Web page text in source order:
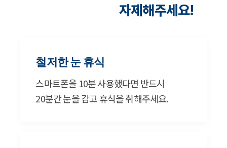
자제해주세요!
철저한 눈 휴식
스마트폰을 10분 사용했다면 반드시
20분간 눈을 감고 휴식을 취해주세요.